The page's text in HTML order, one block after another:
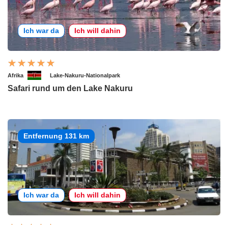
Ich war da Ich will dahin
Afrika Lake-Nakuru-Nationalpark
Safari rund um den Lake Nakuru
Entfernung 131 km
Ich war da Ich will dahin